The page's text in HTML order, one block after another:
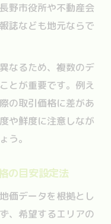
野市役所や不動産会
誌なども地元ならで
なるため、複数のデ
とが重要です。例え
の取引価格に差があ
や鮮度に注意しなが
う。
の目安設定法
価データを根拠とし
、希望するエリアの